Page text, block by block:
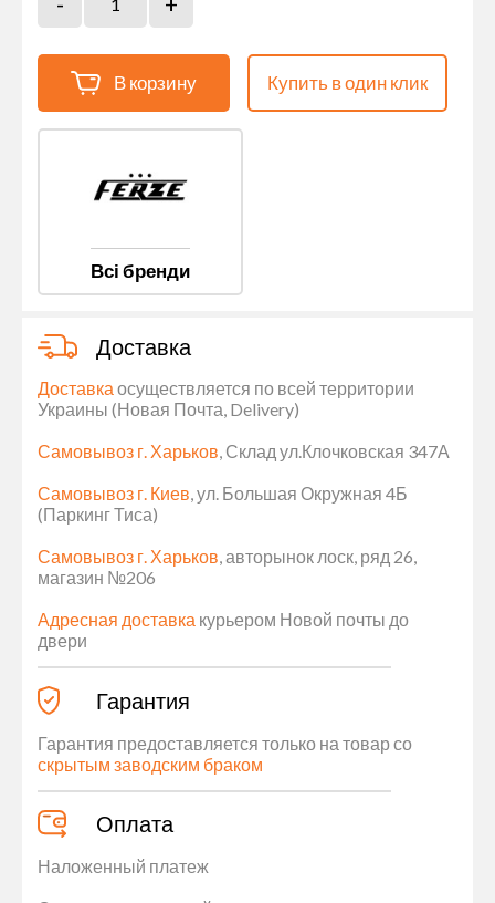
В корзину Купить в один клик
Всі бренди
Доставка
Доставка осуществляется по всей территории
Украины (Новая Почта, Delivery)
Самовывоз г. Харьков, Склад ул.Клочковская 347А
Самовывоз г. Киев, ул. Большая Окружная 4Б
(Паркинг Тиса)
Самовывоз г. Харьков, авторынок лоск, ряд 26,
магазин №206
Адресная доставка курьером Новой почты до
двери
Гарантия
Гарантия предоставляется только на товар со
скрытым заводским браком
Оплата
Наложенный платеж